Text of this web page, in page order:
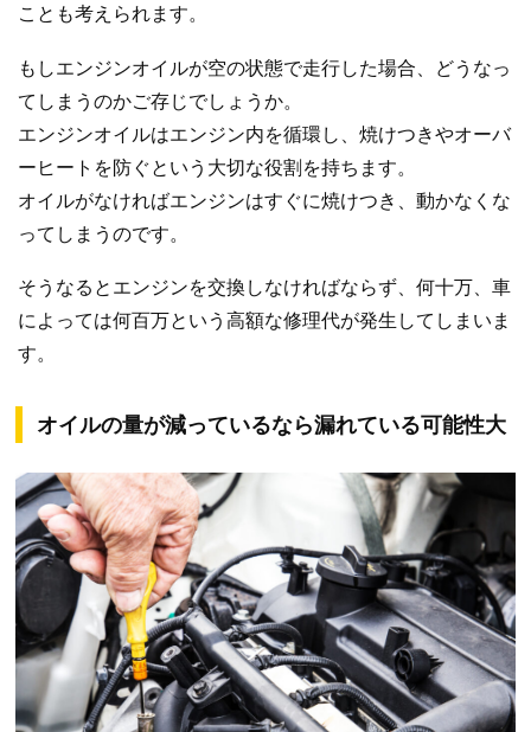
ことも考えられます。
もしエンジンオイルが空の状態で走行した場合、どうなっ
てしまうのかご存じでしょうか。
エンジンオイルはエンジン内を循環し、焼けつきやオーバ
ーヒートを防ぐという大切な役割を持ちます。
オイルがなければエンジンはすぐに焼けつき、動かなくな
ってしまうのです。
そうなるとエンジンを交換しなければならず、何十万、車
によっては何百万という高額な修理代が発生してしまいま
す。
オイルの量が減っているなら漏れている可能性大